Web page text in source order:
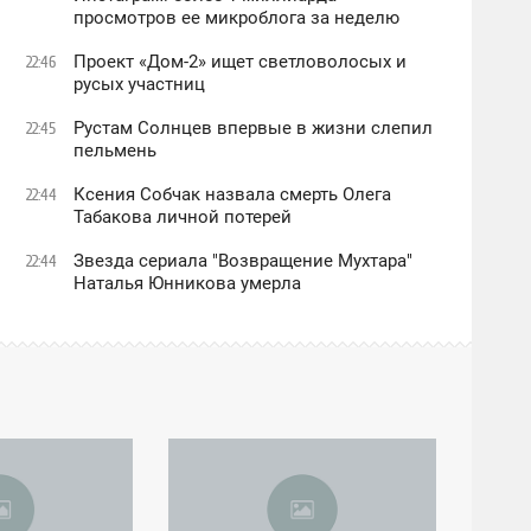
просмотров ее микроблога за неделю
22:46
Проект «Дом-2» ищет светловолосых и
русых участниц
22:45
Рустам Солнцев впервые в жизни слепил
пельмень
22:44
Ксения Собчак назвала смерть Олега
Табакова личной потерей
22:44
Звезда сериала "Возвращение Мухтара"
Наталья Юнникова умерла